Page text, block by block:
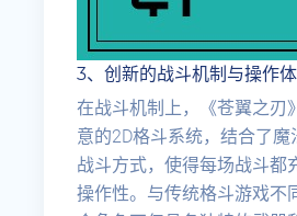
3、创新的战斗机制与操作
在战斗机制上，《苍翼之刃
意的2D格斗系统，结合了魔
战斗方式，使得每场战斗都
操作性。与传统格斗游戏不